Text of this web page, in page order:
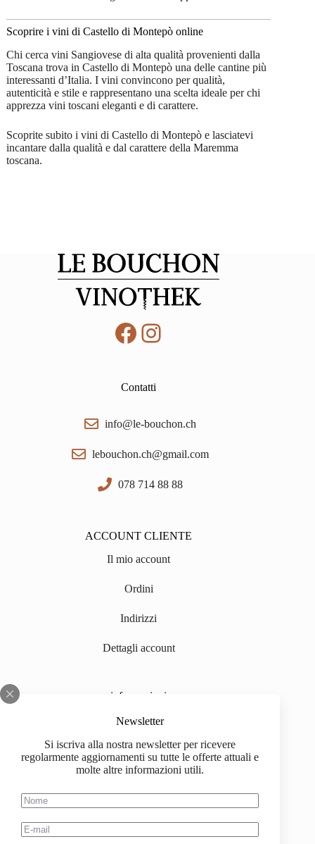
Newsletter
Si iscriva alla nostra newsletter per ricevere
regolarmente aggiornamenti su tutte le offerte attuali e
molte altre informazioni utili.
Scoprire i vini di Castello di Montepò online
Chi cerca vini Sangiovese di alta qualità provenienti dalla
Toscana trova in Castello di Montepò una delle cantine più
interessanti d’Italia. I vini convincono per qualità,
autenticità e stile e rappresentano una scelta ideale per chi
apprezza vini toscani eleganti e di carattere.
Scoprite subito i vini di Castello di Montepò e lasciatevi
incantare dalla qualità e dal carattere della Maremma
toscana.
Facebook
Instagram
Contatti
info@le-bouchon.ch
lebouchon.ch@gmail.com
078 714 88 88
ACCOUNT CLIENTE
Il mio account
Ordini
Indirizzi
Dettagli account
informazioni
Chi siamo
Impressum
Informazioni sull'acquisto
Condizioni generali di contratto